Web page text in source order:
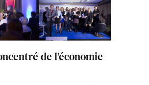
de l’économie